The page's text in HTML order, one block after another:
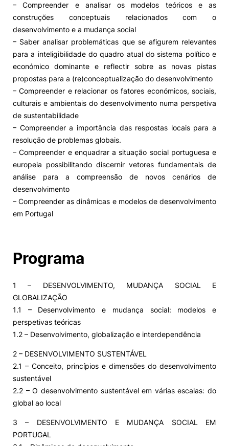
– Compreender e analisar os modelos teóricos e as
construções conceptuais relacionados com o
desenvolvimento e a mudança social
– Saber analisar problemáticas que se afigurem relevantes
para a inteligibilidade do quadro atual do sistema político e
económico dominante e reflectir sobre as novas pistas
propostas para a (re)conceptualização do desenvolvimento
– Compreender e relacionar os fatores económicos, sociais,
culturais e ambientais do desenvolvimento numa perspetiva
de sustentabilidade
– Compreender a importância das respostas locais para a
resolução de problemas globais.
– Compreender e enquadrar a situação social portuguesa e
europeia possibilitando discernir vetores fundamentais de
análise para a compreensão de novos cenários de
desenvolvimento
– Compreender as dinâmicas e modelos de desenvolvimento
em Portugal
Programa
1 – DESENVOLVIMENTO, MUDANÇA SOCIAL E
GLOBALIZAÇÃO
1.1 – Desenvolvimento e mudança social: modelos e
perspetivas teóricas
1.2 – Desenvolvimento, globalização e interdependência
2 – DESENVOLVIMENTO SUSTENTÁVEL
2.1 – Conceito, princípios e dimensões do desenvolvimento
sustentável
2.2 – O desenvolvimento sustentável em várias escalas: do
global ao local
3 – DESENVOLVIMENTO E MUDANÇA SOCIAL EM
PORTUGAL